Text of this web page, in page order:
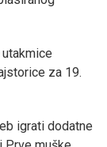
za 19.
igrati dodatne